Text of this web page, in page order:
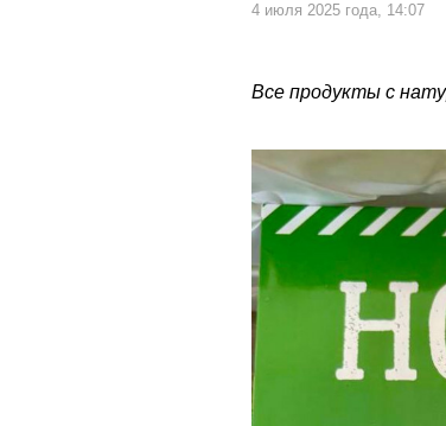
4 июля 2025 года, 14:07
Все продукты с